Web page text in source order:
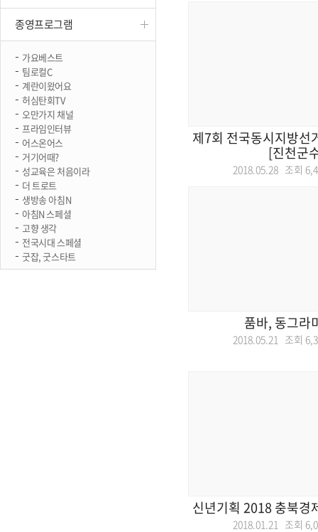
종영프로그램
가요베스트
팀로컬C
계란이왔어요
허심탄회TV
오만가지 채널
프라임인터뷰
어스온어스
거기어때?
성교육은 처음이라
더 트로트
생방송 아침N
아침N 스페셜
고향 생각
전국시대 스페셜
굿잡, 굿스타트
제7회 전국동시지방선
[진천군
2018.05.28 조회
품바, 동그라
2018.05.21 조회
신년기획 2018 충북경
2018.01.21 조회